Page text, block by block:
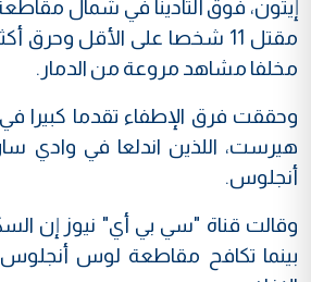
إيتون، فوق ألتادينا في شمال
مخلفا مشاهد مروعة من الدمار.
وحققت فرق الإطفاء تقدما كبيرا
هيرست، اللذين اندلعا في وادي
أنجلوس.
وقالت قناة "سي بي أي" نيوز إن
بينما تكافح مقاطعة لوس